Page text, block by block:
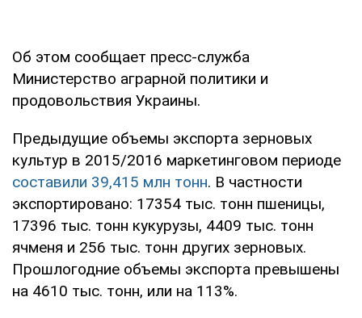
Об этом сообщает пресс-служба
Министерство аграрной политики и
продовольствия Украины.
Предыдущие объемы экспорта зерновых
культур в 2015/2016 маркетинговом периоде
составили 39,415 млн тонн. В частности
экспортировано: 17354 тыс. тонн пшеницы,
17396 тыс. тонн кукурузы, 4409 тыс. тонн
ячменя и 256 тыс. тонн других зерновых.
Прошлогодние объемы экспорта превышены
на 4610 тыс. тонн, или на 113%.